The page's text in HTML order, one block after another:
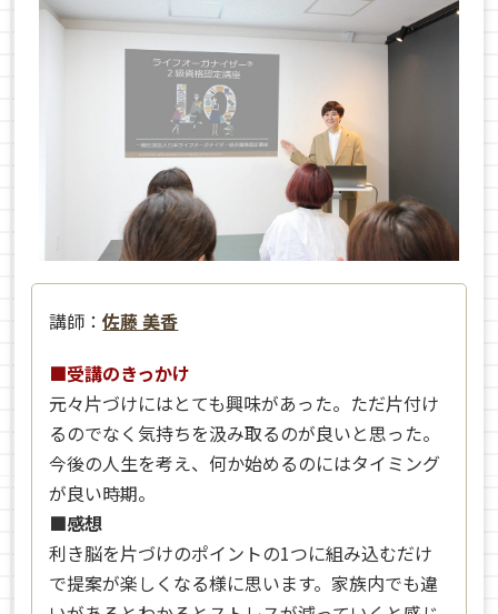
講師：佐藤 美香
■受講のきっかけ
元々片づけにはとても興味があった。ただ片付け
るのでなく気持ちを汲み取るのが良いと思った。
今後の人生を考え、何か始めるのにはタイミング
が良い時期。
■感想
利き脳を片づけのポイントの1つに組み込むだけ
で提案が楽しくなる様に思います。家族内でも違